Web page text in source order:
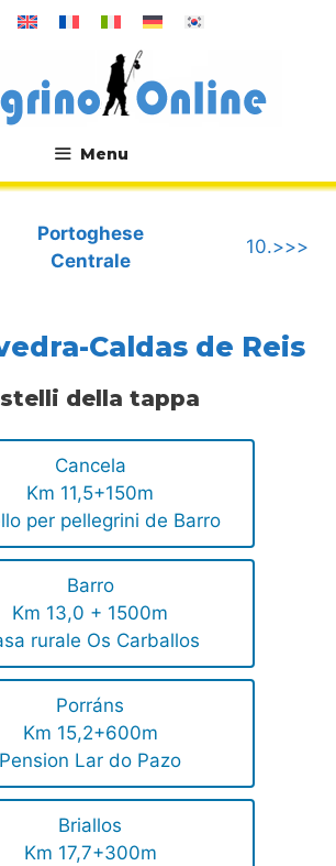
Menu
Portoghese
Centrale
10.>>>
Caldas de Reis
della tappa
Cancela
Km 11,5+150m
per pellegrini de Barro
Barro
Km 13,0 + 1500m
rurale Os Carballos
Porráns
Km 15,2+600m
Pension Lar do Pazo
Briallos
Km 17,7+300m